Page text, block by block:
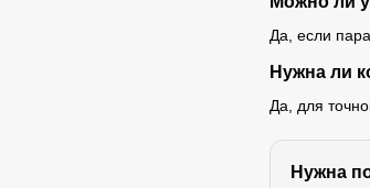
Да, если
Нужна ли
Да, для
Нужна